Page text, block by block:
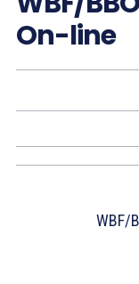
On-line
WBF/